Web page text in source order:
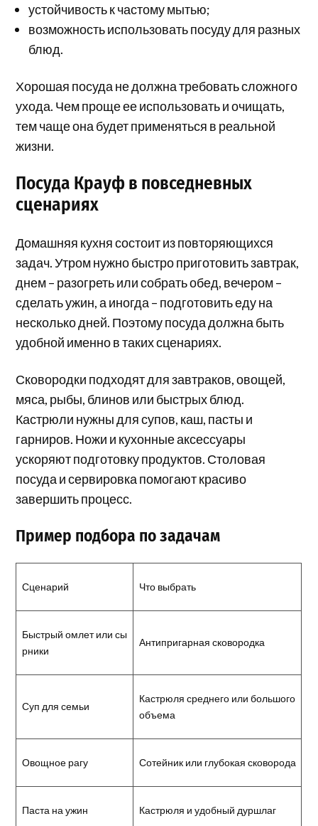
устойчивость к частому мытью;
возможность использовать посуду для разных
блюд.
Хорошая посуда не должна требовать сложного
ухода. Чем проще ее использовать и очищать,
тем чаще она будет применяться в реальной
жизни.
Посуда Крауф в повседневных
сценариях
Домашняя кухня состоит из повторяющихся
задач. Утром нужно быстро приготовить завтрак,
днем – разогреть или собрать обед, вечером –
сделать ужин, а иногда – подготовить еду на
несколько дней. Поэтому посуда должна быть
удобной именно в таких сценариях.
Сковородки подходят для завтраков, овощей,
мяса, рыбы, блинов или быстрых блюд.
Кастрюли нужны для супов, каш, пасты и
гарниров. Ножи и кухонные аксессуары
ускоряют подготовку продуктов. Столовая
посуда и сервировка помогают красиво
завершить процесс.
Пример подбора по задачам
Сценарий Что выбрать
Быстрый омлет или сы
рники
Антипригарная сковородка
Суп для семьи
Кастрюля среднего или большого
объема
Овощное рагу Сотейник или глубокая сковорода
Паста на ужин Кастрюля и удобный дуршлаг